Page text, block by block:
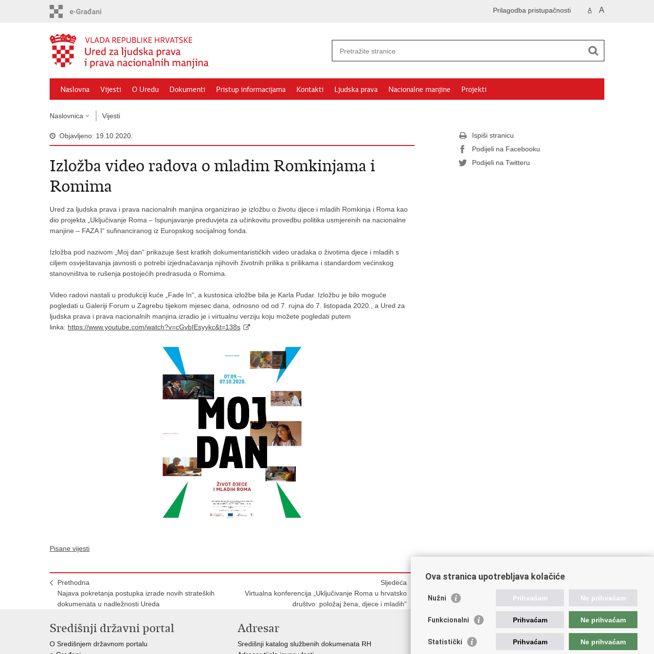
A A
Prilagodba pristupačnosti
Naslovna Vijesti O Uredu Dokumenti Pristup informacijama Kontakti Ljudska prava Nacionalne manjine Projekti
Naslovnica Vijesti
Objavljeno: 19.10.2020.
Izložba video radova o mladim Romkinjama i
Romima
Ured za ljudska prava i prava nacionalnih manjina organizirao je izložbu o životu djece i mladih Romkinja i Roma kao
dio projekta „Uključivanje Roma – Ispunjavanje preduvjeta za učinkovitu provedbu politika usmjerenih na nacionalne
manjine – FAZA I“ sufinanciranog iz Europskog socijalnog fonda.
Izložba pod nazivom „Moj dan“ prikazuje šest kratkih dokumentarističkih video uradaka o životima djece i mladih s
ciljem osvještavanja javnosti o potrebi izjednačavanja njihovih životnih prilika s prilikama i standardom većinskog
stanovništva te rušenja postojećih predrasuda o Romima.
Video radovi nastali u produkciji kuće „Fade In“, a kustosica izložbe bila je Karla Pudar. Izložbu je bilo moguće
pogledati u Galeriji Forum u Zagrebu tijekom mjesec dana, odnosno od od 7. rujna do 7. listopada 2020., a Ured za
ljudska prava i prava nacionalnih manjina izradio je i virtualnu verziju koju možete pogledati putem
linka: https://www.youtube.com/watch?v=cGvbIEsyykc&t=138s
Pisane vijesti
Prethodna
Najava pokretanja postupka izrade novih strateških
dokumenata u nadležnosti Ureda
Sljedeća
Virtualna konferencija „Uključivanje Roma u hrvatsko
društvo: položaj žena, djece i mladih“
Ispiši stranicu
Podijeli na Facebooku
Podijeli na Twitteru
Središnji državni portal
O Središnjem državnom portalu
Adresar
Središnji katalog službenih dokumenata RH
Važne poveznice
Vlada Republike Hrvatske
Ova stranica upotrebljava kolačiće
Nužni Prihvaćam Ne prihvaćam
Funkcionalni Prihvaćam Ne prihvaćam
Statistički Prihvaćam Ne prihvaćam